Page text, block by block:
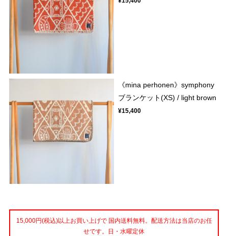
《mina perhonen》symphony
ブランケット(XS) / light brown
¥15,400
15,000円(税込)以上お買い上げで 国内送料無料。配送方法は当店のお任
せです。日・水曜定休